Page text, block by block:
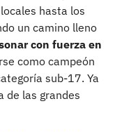
hasta los
un camino lleno
con fuerza en
como campeón
sub-17. Ya
de las grandes